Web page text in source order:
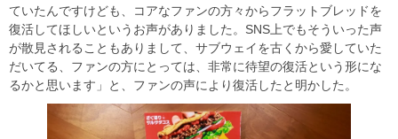
ていたんですけども、コアなファンの方々からフラットブレッドを
復活してほしいというお声がありました。SNS上でもそういった声
が散見されることもありまして、サブウェイを古くから愛していた
だいてる、ファンの方にとっては、非常に待望の復活という形にな
るかと思います」と、ファンの声により復活したと明かした。